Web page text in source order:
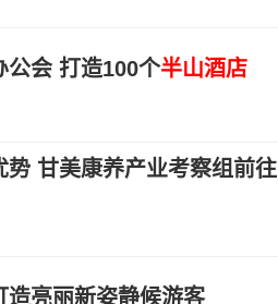
公会 打造100个半山酒店
甘美康养产业考察组前往
造亮丽新姿静候游客